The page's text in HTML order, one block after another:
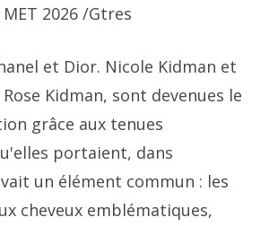
2026 /Gtres
et Dior. Nicole Kidman et
Kidman, sont devenues le
grâce aux tenues
portaient, dans
un élément commun : les
cheveux emblématiques,